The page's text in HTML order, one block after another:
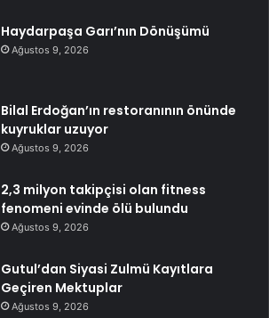
Haydarpaşa Garı’nın Dönüşümü
Ağustos 9, 2026
Bilal Erdoğan’ın restoranının önünde
kuyruklar uzuyor
Ağustos 9, 2026
2,3 milyon takipçisi olan fitness
fenomeni evinde ölü bulundu
Ağustos 9, 2026
Gutul’dan Siyasi Zulmü Kayıtlara
Geçiren Mektuplar
Ağustos 9, 2026